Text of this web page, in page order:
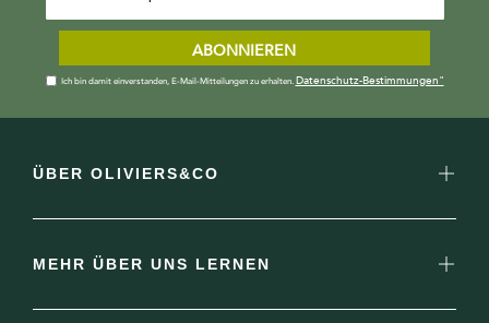
ABONNIEREN
Ich bin damit einverstanden, E-Mail-Mitteilungen zu erhalten. Datenschutz-Bestimmungen"
ÜBER OLIVIERS&CO
MEHR ÜBER UNS LERNEN